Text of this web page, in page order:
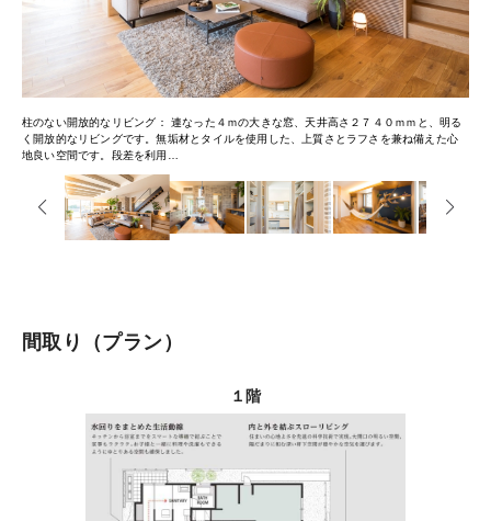
柱のない開放的なリビング
連なった４ｍの大きな窓、天井高さ２７４０ｍｍと、明る
く開放的なリビングです。無垢材とタイルを使用した、上質さとラフさを兼ね備えた心
地良い空間です。段差を利用
間取り プラン
１階